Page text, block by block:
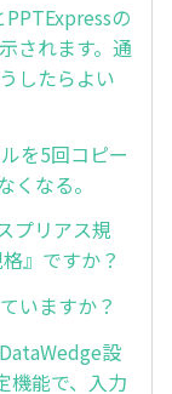
の
されます。通
したらよい
を5回コピー
くなる。
プリアス規
』ですか？
いますか？
設
機能で、入力